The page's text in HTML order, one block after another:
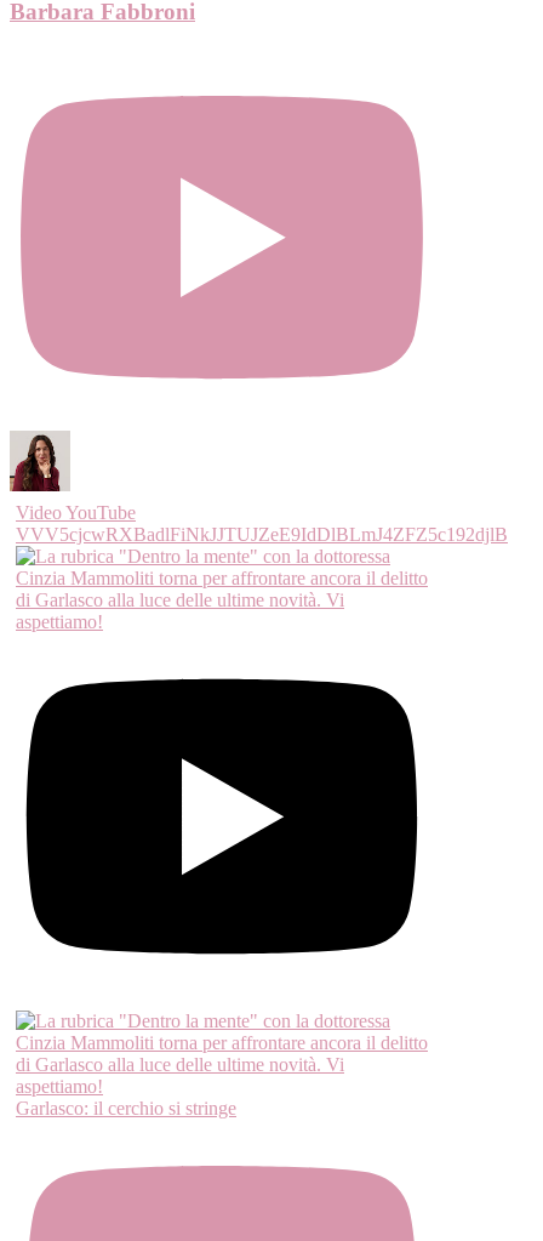
Barbara Fabbroni
Video YouTube
VVV5cjcwRXBadlFiNkJJTUJZeE9IdDlBLmJ4ZFZ5c192djlB
Garlasco: il cerchio si stringe